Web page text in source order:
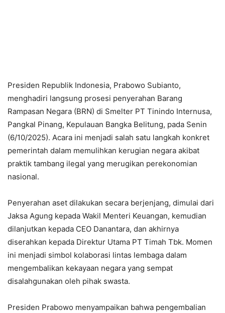
Presiden Republik Indonesia, Prabowo Subianto,
menghadiri langsung prosesi penyerahan Barang
Rampasan Negara (BRN) di Smelter PT Tinindo Internusa,
Pangkal Pinang, Kepulauan Bangka Belitung, pada Senin
(6/10/2025). Acara ini menjadi salah satu langkah konkret
pemerintah dalam memulihkan kerugian negara akibat
praktik tambang ilegal yang merugikan perekonomian
nasional.
Penyerahan aset dilakukan secara berjenjang, dimulai dari
Jaksa Agung kepada Wakil Menteri Keuangan, kemudian
dilanjutkan kepada CEO Danantara, dan akhirnya
diserahkan kepada Direktur Utama PT Timah Tbk. Momen
ini menjadi simbol kolaborasi lintas lembaga dalam
mengembalikan kekayaan negara yang sempat
disalahgunakan oleh pihak swasta.
Presiden Prabowo menyampaikan bahwa pengembalian